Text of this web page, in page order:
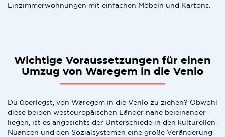
Einzimmerwohnungen mit einfachen Möbeln und Kartons.
Wichtige Voraussetzungen für einen
Umzug von Waregem in die Venlo
Du überlegst, von Waregem in die Venlo zu ziehen? Obwohl
diese beiden westeuropäischen Länder nahe beieinander
liegen, ist es angesichts der Unterschiede in den kulturellen
Nuancen und den Sozialsystemen eine große Veränderung